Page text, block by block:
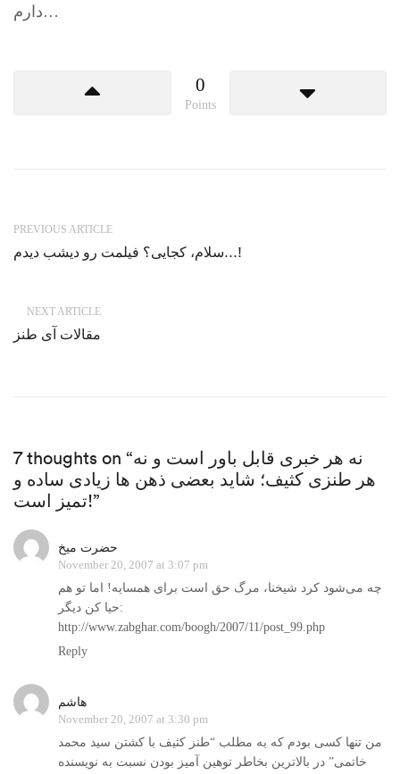
دارم…
0
Points
PREVIOUS ARTICLE
سلام، کجایی؟ فیلمت رو دیشب دیدم…!
NEXT ARTICLE
مقالات آی طنز
7 thoughts on “نه هر خبری قابل باور است و نه
هر طنزی کثیف؛ شاید بعضی ذهن ها زیادی ساده و
تمیز است!”
حضرت میخ
November 20, 2007 at 3:07 pm
چه می‌شود کرد شیخنا، مرگ حق است برای همسایه! اما تو هم
حیا کن دیگر:
http://www.zabghar.com/boogh/2007/11/post_99.php
Reply
هاشم
November 20, 2007 at 3:30 pm
من تنها کسی بودم که به مطلب “طنز کثیف با کشتن سید محمد
خاتمی” در بالاترین بخاطر توهین آمیز بودن نسبت به نویسنده